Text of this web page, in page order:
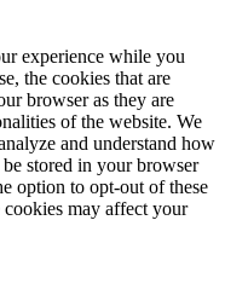
experience while you
the cookies that are
browser as they are
of the website. We
and understand how
stored in your browser
option to opt-out of these
may affect your